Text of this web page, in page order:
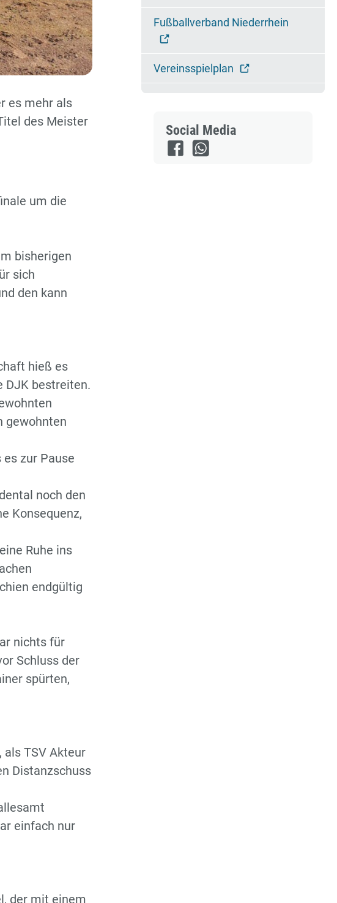
es mehr als
des Meister
um die
bisherigen
sich
den kann
hieß es
DJK bestreiten.
gewohnten
zur Pause
noch den
Konsequenz,
Ruhe ins
endgültig
nichts für
Schluss der
spürten,
als TSV Akteur
Distanzschuss
einfach nur
der mit einem
Fußballverband Niederrhein
Vereinsspielplan
Social Media